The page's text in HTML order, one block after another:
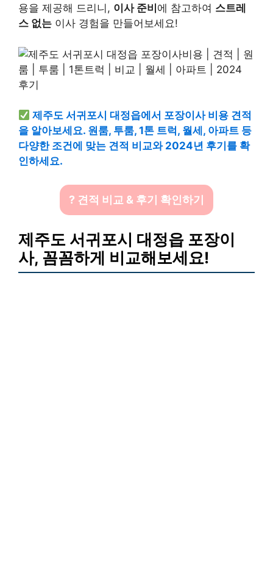
용을 제공해 드리니, 이사 준비 에 참고하여 스트레
스 없는 이사 경험을 만들어보세요!
제주도 서귀포시 대정읍에서 포장이사 비용 견적
을 알아보세요. 원룸, 투룸, 1톤 트럭, 월세, 아파트 등
다양한 조건에 맞는 견적 비교와 2024년 후기를 확
인하세요.
? 견적 비교 & 후기 확인하기
제주도 서귀포시 대정읍 포장이
사, 꼼꼼하게 비교해보세요!